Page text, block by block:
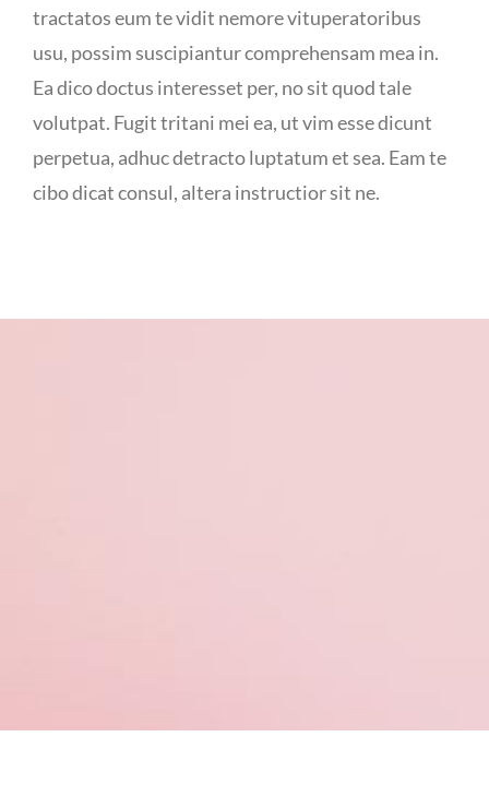
tractatos eum te vidit nemore vituperatoribus
usu, possim suscipiantur comprehensam mea in.
Ea dico doctus interesset per, no sit quod tale
volutpat. Fugit tritani mei ea, ut vim esse dicunt
perpetua, adhuc detracto luptatum et sea. Eam te
cibo dicat consul, altera instructior sit ne.